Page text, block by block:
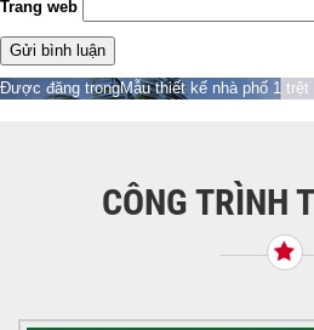
Trang web
Điều
Được đăng trongMẫu thiết kế nhà phố 1
CÔNG TRÌNH